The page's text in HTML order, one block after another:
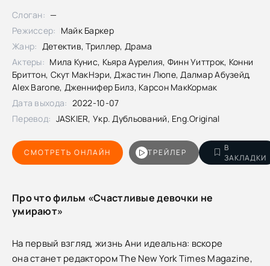
СМОТРЕТЬ ОНЛАЙН ТРЕЙЛЕР
В
ЗАКЛАДКИ
Слоган: —
Режиссер: Майк Баркер
Жанр: Детектив, Триллер, Драма
Актеры: Мила Кунис, Кьяра Аурелия, Финн Уиттрок, Конни
Бриттон, Скут МакНэри, Джастин Люпе, Далмар Абузейд,
Alex Barone, Дженнифер Билз, Карсон МакКормак
Дата выхода: 2022-10-07
Перевод: JASKIER, Укр. Дубльований, Eng.Original
Про что фильм «Счастливые девочки не
умирают»
На первый взгляд, жизнь Ани идеальна: вскоре
она станет редактором The New York Times Magazine,